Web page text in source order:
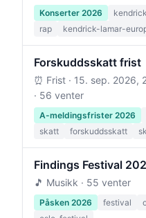
Konserter 2026
rap
kendrick-lamar-
Forskuddsskatt frist
⏰ Frist · 15. sep. 2026,
· 56 venter
A-meldingsfrister 2026
skatt
forskuddsskatt
Findings Festival
🎵 Musikk · 55 venter
Påsken 2026 festival